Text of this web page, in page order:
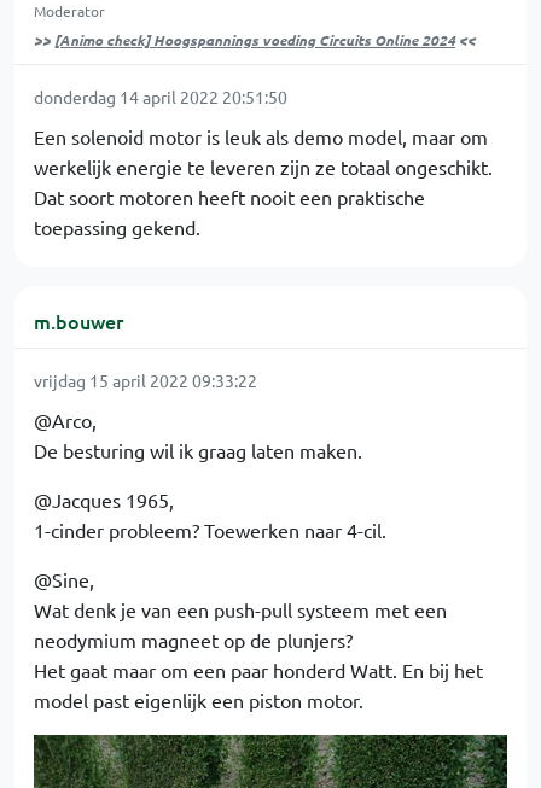
Moderator
>> [Animo check] Hoogspannings voeding Circuits Online 2024<<
donderdag 14 april 2022 20:51:50
Een solenoid motor is leuk als demo model, maar om
werkelijk energie te leveren zijn ze totaal ongeschikt.
Dat soort motoren heeft nooit een praktische
toepassing gekend.
m.bouwer
vrijdag 15 april 2022 09:33:22
@Arco,
De besturing wil ik graag laten maken.
@Jacques 1965,
1-cinder probleem? Toewerken naar 4-cil.
@Sine,
Wat denk je van een push-pull systeem met een
neodymium magneet op de plunjers?
Het gaat maar om een paar honderd Watt. En bij het
model past eigenlijk een piston motor.